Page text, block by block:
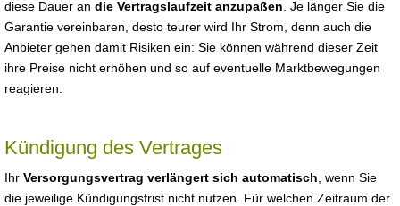
diese Dauer an die Vertragslaufzeit anzupaßen . Je länger Sie die
Garantie vereinbaren, desto teurer wird Ihr Strom, denn auch die
Anbieter gehen damit Risiken ein: Sie können während dieser Zeit
ihre Preise nicht erhöhen und so auf eventuelle Marktbewegungen
reagieren.
Kündigung des Vertrages
Ihr Versorgungsvertrag verlängert sich automatisch , wenn Sie
die jeweilige Kündigungsfrist nicht nutzen. Für welchen Zeitraum der